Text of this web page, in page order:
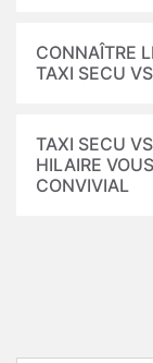
CONNAÎTRE
TAXI SECU
TAXI SECU
HILAIRE
CONVIVIAL